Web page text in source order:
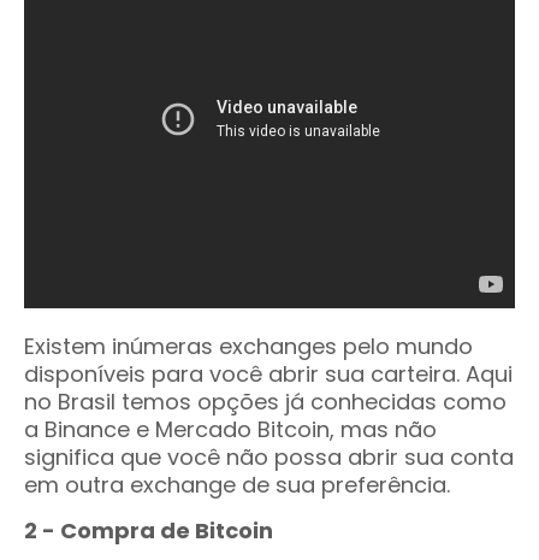
Existem inúmeras exchanges pelo mundo
disponíveis para você abrir sua carteira. Aqui
no Brasil temos opções já conhecidas como
a Binance e Mercado Bitcoin, mas não
significa que você não possa abrir sua conta
em outra exchange de sua preferência.
2 - Compra de Bitcoin